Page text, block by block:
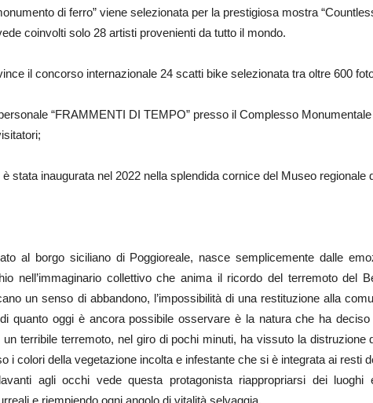
di ferro” viene selezionata per la prestigiosa mostra
coinvolti solo 28 artisti provenienti da tutto il mondo.
il concorso internazionale 24 scatti bike selezionata tra oltre 600
“FRAMMENTI DI TEMPO” presso il Complesso
stata inaugurata nel 2022 nella splendida cornice del Museo
al borgo siciliano di Poggioreale, nasce semplicemente dalle
nell’immaginario collettivo che anima il ricordo del terremoto del
un senso di abbandono, l’impossibilità di una restituzione alla
quanto oggi è ancora possibile osservare è la natura che ha
terribile terremoto, nel giro di pochi minuti, ha vissuto la
i colori della vegetazione incolta e infestante che si è integrata ai resti
agli occhi vede questa protagonista riappropriarsi dei
e riempiendo ogni angolo di vitalità selvaggia.